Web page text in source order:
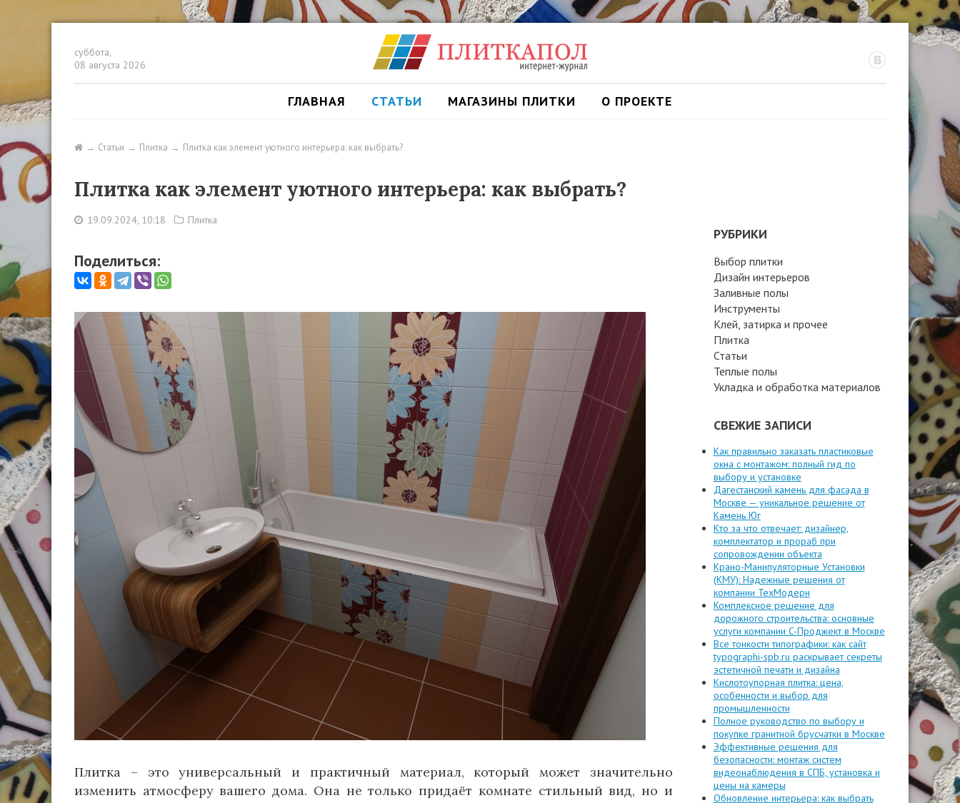
суббота,
08 августа 2026
ГЛАВНАЯ СТАТЬИ МАГАЗИНЫ ПЛИТКИ О ПРОЕКТЕ
Статьи Плитка Плитка как элемент уютного интерьера: как выбрать?
Плитка как элемент уютного интерьера: как выбрать?
19.09.2024, 10:18 Плитка
Поделиться:
Плитка – это универсальный и практичный материал, который может значительно
изменить атмосферу вашего дома. Она не только придаёт комнате стильный вид, но и
РУБРИКИ
Выбор плитки
Дизайн интерьеров
Заливные полы
Инструменты
Клей, затирка и прочее
Плитка
Статьи
Теплые полы
Укладка и обработка материалов
СВЕЖИЕ ЗАПИСИ
Как правильно заказать пластиковые
окна с монтажом: полный гид по
выбору и установке
Дагестанский камень для фасада в
Москве — уникальное решение от
Камень Юг
Кто за что отвечает: дизайнер,
комплектатор и прораб при
сопровождении объекта
Крано-Манипуляторные Установки
(КМУ): Надежные решения от
компании ТехМодерн
Комплексное решение для
дорожного строительства: основные
услуги компании C-Проджект в Москве
Все тонкости типографики: как сайт
typographi-spb.ru раскрывает секреты
эстетичной печати и дизайна
Кислотоупорная плитка: цена,
особенности и выбор для
промышленности
Полное руководство по выбору и
покупке гранитной брусчатки в Москве
Эффективные решения для
безопасности: монтаж систем
видеонаблюдения в СПБ, установка и
цены на камеры
Обновление интерьера: как выбрать